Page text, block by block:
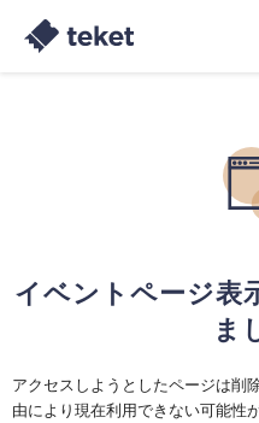
イベントページ表
ま
アクセスしようとしたページは削
由により現在利用できない可能性